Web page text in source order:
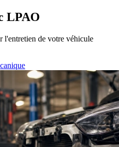
LPAO
l'entretien de votre véhicule